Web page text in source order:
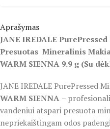
Aprašymas
JANE IREDALE
Presuotas Mineralinis
WARM SIENNA 9.9 g (Su
JANE IREDALE PurePressed
WARM SIENNA –
vandeniui atspari presuota
nepriekaištingam odos